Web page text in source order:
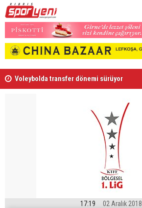
Voleybolda transfer dönemi sürüyor
17:19 02 Aralık 2018